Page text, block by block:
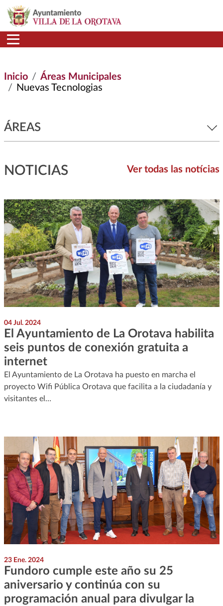
Pasar al contenido principal
Inicio
Áreas Municipales
Nuevas Tecnologias
ÁREAS
NOTICIAS Ver todas las notícias
04 Jul. 2024
El Ayuntamiento de La Orotava habilita
seis puntos de conexión gratuita a
internet
El Ayuntamiento de La Orotava ha puesto en marcha el
proyecto Wifi Pública Orotava que facilita a la ciudadanía y
visitantes el…
23 Ene. 2024
Fundoro cumple este año su 25
aniversario y continúa con su
programación anual para divulgar la